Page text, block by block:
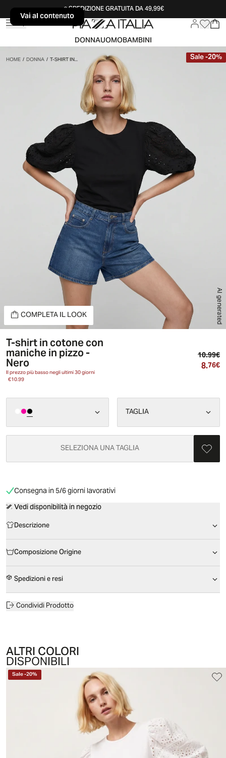
Vai al contenutoSPEDIZIONE GRATUITA DA 49,99€
DONNAUOMOBAMBINI
HOME/DONNA/T-SHIRT IN...
AI generated
COMPLETA IL LOOK
Sale-20%
T-shirt in cotone con
maniche in pizzo -
Nero
Il prezzo più basso negli ultimi 30 giorni
€10.99
10.99€
8.76€
TAGLIA
SELEZIONA UNA TAGLIA
Consegna in 5/6 giorni lavorativi
Vedi disponibilità in negozio
Descrizione
Composizione Origine
Spedizioni e resi
Condividi Prodotto
ALTRI COLORI
DISPONIBILI
Sale-20%
Vai al contenuto